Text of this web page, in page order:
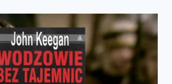
ALEKSANDRA
DO
SZARONA